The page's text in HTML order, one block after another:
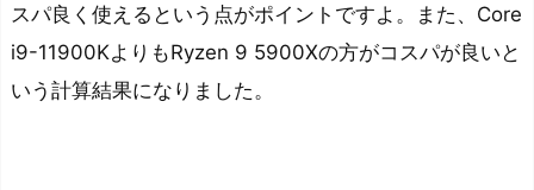
スパ良く使えるという点がポイントですよ。また、Core
i9-11900KよりもRyzen 9 5900Xの方がコスパが良いと
いう計算結果になりました。